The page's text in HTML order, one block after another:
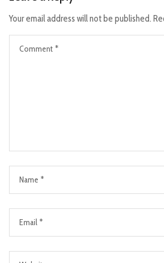
Your email address will not be published.